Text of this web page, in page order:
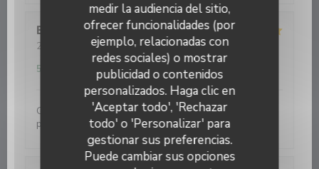
medir la audiencia del sitio,
ofrecer funcionalidades (por
ejemplo, relacionadas con
redes sociales) o mostrar
publicidad o contenidos
personalizados. Haga clic en
'Aceptar todo', 'Rechazar
todo' o 'Personalizar' para
gestionar sus preferencias.
Puede cambiar sus opciones
Bernard
S
2026-08-06 - 19:30 - Invitados 5
/5 Ambiente:5/5 Menú:5/5 Calidad / Precio
5
Cuisine inventive. Très belle alliance de goûts . Belle
présentation.